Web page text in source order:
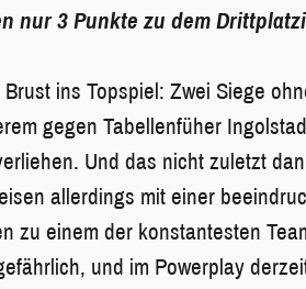
nur 3 Punkte zu dem
ins Topspiel: Zwei Siege
gegen Tabellenfüher
Und das nicht zuletzt
allerdings mit einer
zu einem der konstantesten
und im Powerplay